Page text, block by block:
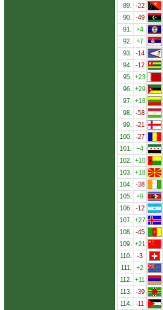
89. -22
90. -49
91.
+4
92.
+7
93. -14
94. -12
95. +23
96. +29
97. +18
98. -58
99. -21
100. -27
101.
+4
102. +10
103. +18
104. -38
105.
+9
106. -12
107. +27
108. -45
109. +21
110.
-3
111.
+2
112. +11
113. -39
114. -11